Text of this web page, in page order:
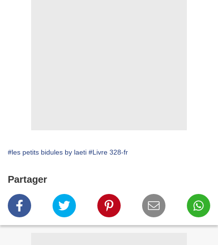
#les petits bidules by laeti #Livre 328-fr
Partager